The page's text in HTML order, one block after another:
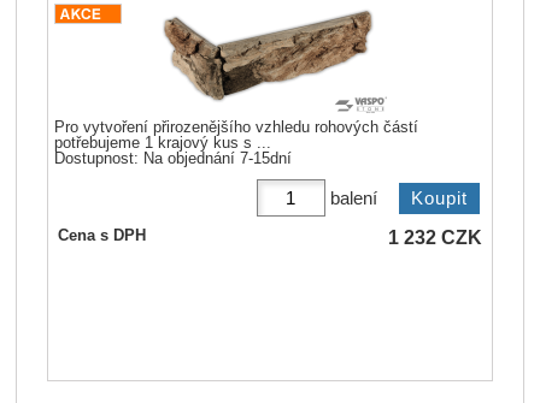
Pro vytvoření přirozenějšího vzhledu rohových částí
potřebujeme 1 krajový kus s ...
Dostupnost: Na objednání 7-15dní
balení
Cena s DPH 1 232 CZK